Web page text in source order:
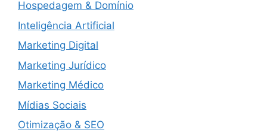
Hospedagem & Domínio
Inteligência Artificial
Marketing Digital
Marketing Jurídico
Marketing Médico
Mídias Sociais
Otimização & SEO